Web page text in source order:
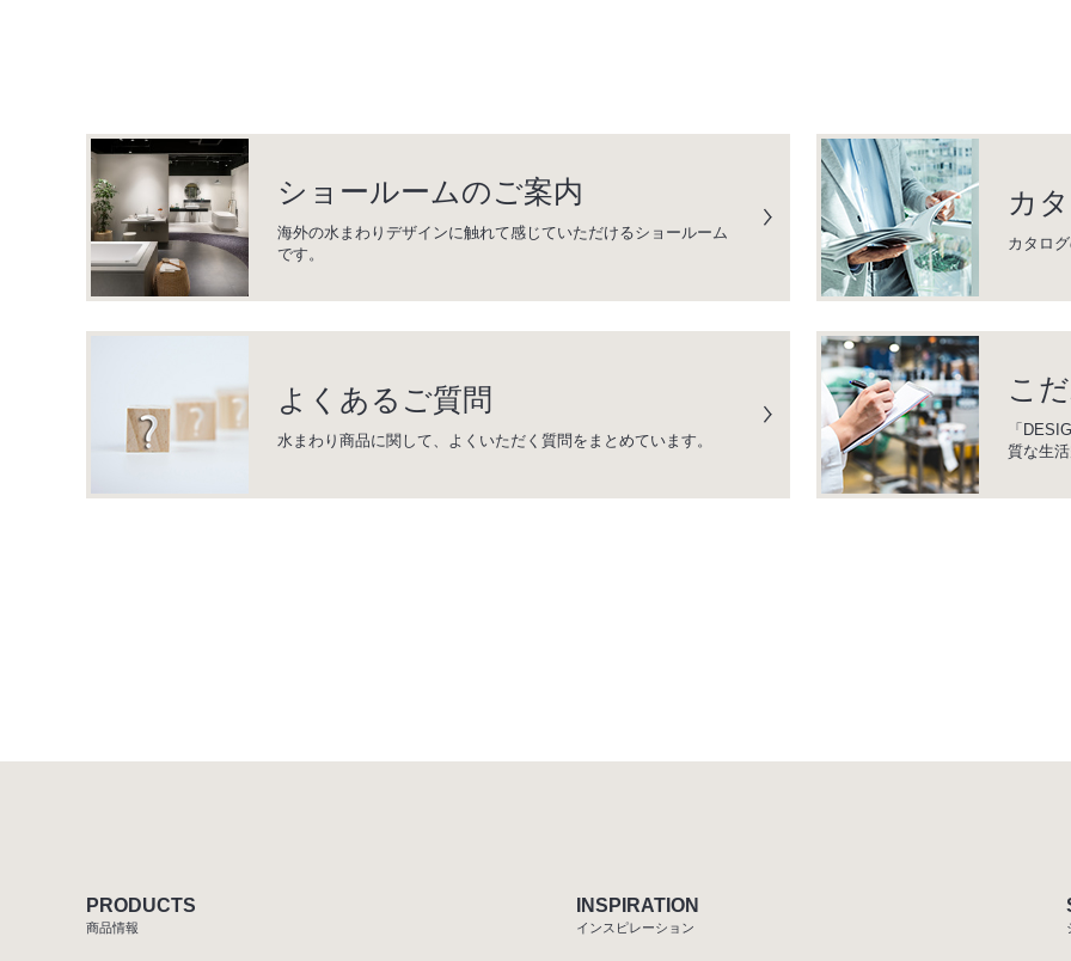
ショールームのご案内
海外の水まわりデザインに触れて感じていただけるショールーム
です。
カ
カタロ
よくあるご質問
水まわり商品に関して、よくいただく質問をまとめています。
こ
「
質な生
PRODUCTS
商品情報
INSPIRATION
インスピレーション